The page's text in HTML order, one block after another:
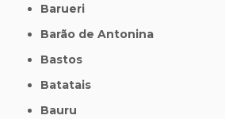
Barueri
Barão de Antonina
Bastos
Batatais
Bauru